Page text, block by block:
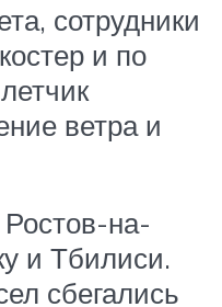
сотрудники
и по
ветра и
на-
и Тбилиси.
сбегались